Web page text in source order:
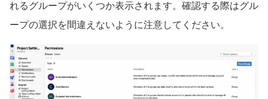
れるグループがいくつか表示されます。確認する際はグル
ープの選択を間違えないように注意してください。